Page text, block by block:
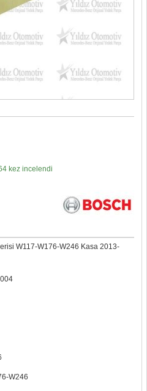
kez incelendi
W117-W176-W246 Kasa 2013-
W246